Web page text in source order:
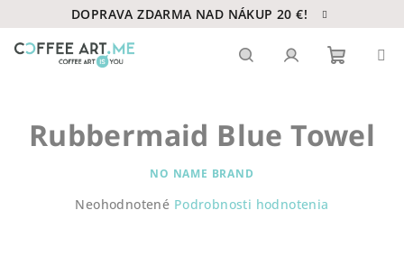
na
obsah
DOPRAVA ZDARMA NAD NÁKUP 20 €!
košík
Rubbermaid Blue Towel
NO NAME BRAND
Priemerné
Neohodnotené Podrobnosti hodnotenia